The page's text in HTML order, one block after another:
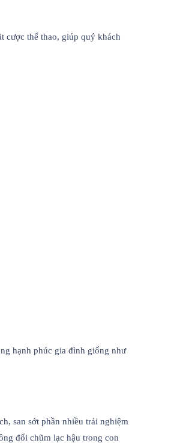
cược thể thao, giúp quý khách
hạnh phúc gia đình giống như
san sớt phần nhiều trải nghiệm
đổi chũm lạc hậu trong con